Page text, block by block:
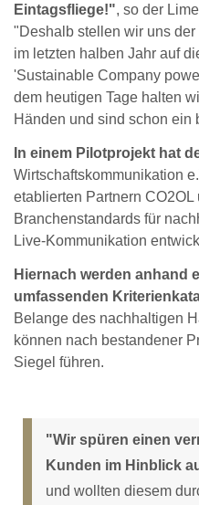
Eintagsfliege!", so der
"Deshalb stellen wir uns
im letzten halben Jahr auf
'Sustainable Company
dem heutigen Tage halten
Händen und sind schon ein
In einem Pilotprojekt hat
Wirtschaftskommunikation
etablierten Partnern CO2OL
Branchenstandards für
Live-Kommunikation
Hiernach werden anhand
umfassenden
Belange des nachhaltigen
können nach bestandener
Siegel führen.
"Wir spüren einen
Kunden im Hinblick
und wollten diesem